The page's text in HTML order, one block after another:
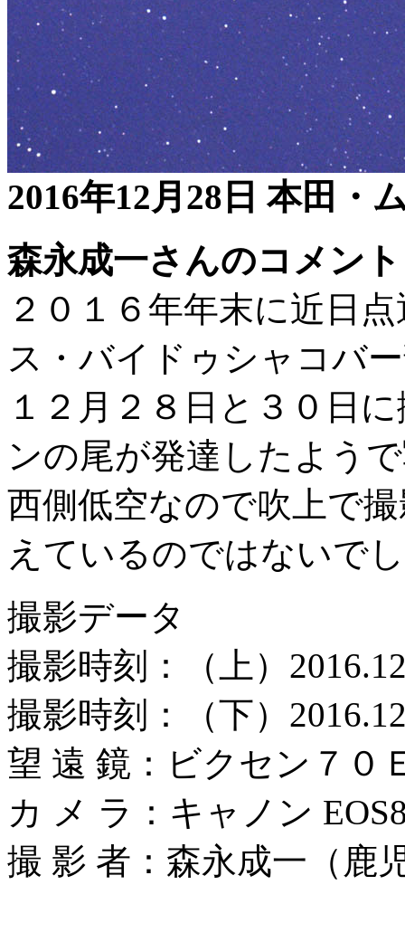
2016年12月28日 本田・
森永成一さんのコメン
２０１６年年末に近日
ス・バイドゥシャコバ
１２月２８日と３０日
ンの尾が発達したよう
西側低空なので吹上で
えているのではないで
撮影データ
撮影時刻：（上）
撮影時刻：（下）
望 遠 鏡：ビクセン７
カ メ ラ：キャノン
撮 影 者：森永成一（鹿